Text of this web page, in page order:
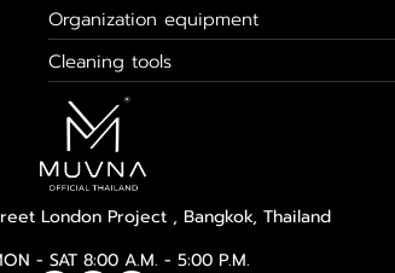
Organization equipment
Cleaning tools
London Project , Bangkok, Thailand
- SAT 8:00 A.M. - 5:00 P.M.